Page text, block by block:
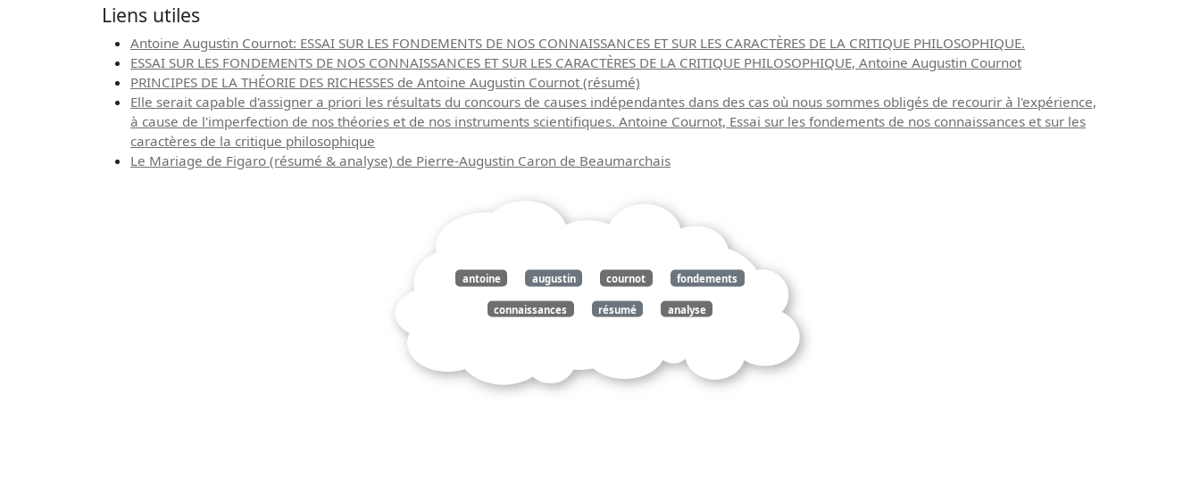
Liens utiles
Antoine Augustin Cournot: ESSAI SUR LES FONDEMENTS DE NOS CONNAISSANCES ET SUR LES CARACTÈRES DE LA CRITIQUE PHILOSOPHIQUE.
ESSAI SUR LES FONDEMENTS DE NOS CONNAISSANCES ET SUR LES CARACTÈRES DE LA CRITIQUE PHILOSOPHIQUE, Antoine Augustin Cournot
PRINCIPES DE LA THÉORIE DES RICHESSES de Antoine Augustin Cournot (résumé)
Elle serait capable d'assigner a priori les résultats du concours de causes indépendantes dans des cas où nous sommes obligés de recourir à l'expérience,
à cause de l'imperfection de nos théories et de nos instruments scientifiques. Antoine Cournot, Essai sur les fondements de nos connaissances et sur les
caractères de la critique philosophique
Le Mariage de Figaro (résumé & analyse) de Pierre-Augustin Caron de Beaumarchais
antoine augustin cournot fondements
connaissances résumé analyse